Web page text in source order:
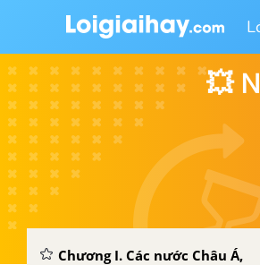
💥
PHẦN MỘT: LỊCH SỬ THẾ GIỚI CẬN ĐẠI (TIẾP THEO)
Chương I. Các nước Châu Á,